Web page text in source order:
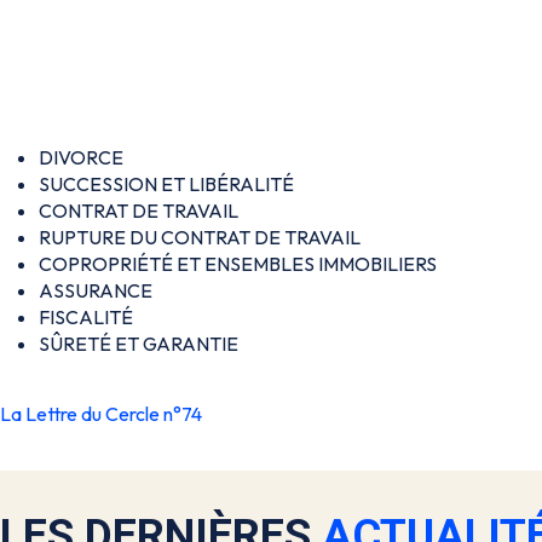
DIVORCE
SUCCESSION ET LIBÉRALITÉ
CONTRAT DE TRAVAIL
RUPTURE DU CONTRAT DE TRAVAIL
COPROPRIÉTÉ ET ENSEMBLES IMMOBILIERS
ASSURANCE
FISCALITÉ
SÛRETÉ ET GARANTIE
La Lettre du Cercle n°74